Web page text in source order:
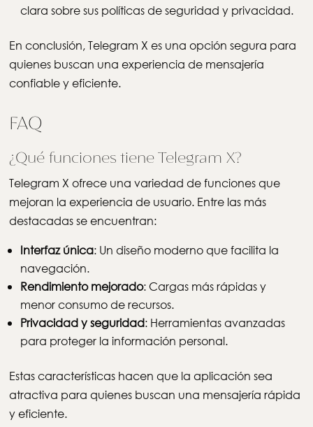
clara sobre sus políticas de seguridad y privacidad.
En conclusión, Telegram X es una opción segura para
quienes buscan una experiencia de mensajería
confiable y eficiente.
FAQ
¿Qué funciones tiene Telegram X?
Telegram X ofrece una variedad de funciones que
mejoran la experiencia de usuario. Entre las más
destacadas se encuentran:
Interfaz única: Un diseño moderno que facilita la
navegación.
Rendimiento mejorado: Cargas más rápidas y
menor consumo de recursos.
Privacidad y seguridad: Herramientas avanzadas
para proteger la información personal.
Estas características hacen que la aplicación sea
atractiva para quienes buscan una mensajería rápida
y eficiente.